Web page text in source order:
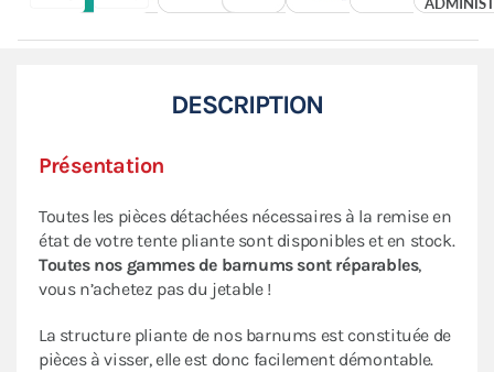
DESCRIPTION
Présentation
Toutes les pièces détachées nécessaires à la remise en
état de votre tente pliante sont disponibles et en stock.
Toutes nos gammes de barnums sont réparables,
vous n’achetez pas du jetable !
La structure pliante de nos barnums est constituée de
pièces à visser, elle est donc facilement démontable.